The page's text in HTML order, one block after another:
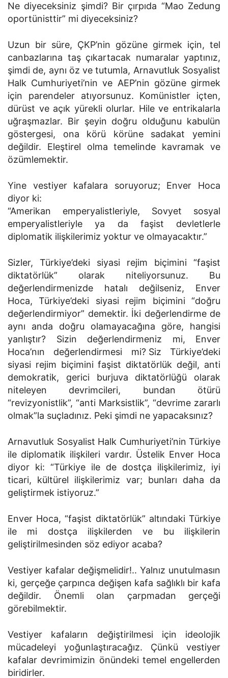
Ne diyeceksiniz şimdi? Bir çırpıda “Mao Zedung
oportünisttir” mi diyeceksiniz?
Uzun bir süre, ÇKP’nin gözüne girmek için, tel
canbazlarına taş çıkartacak numaralar yaptınız,
şimdi de, aynı öz ve tutumla, Arnavutluk Sosya­list
Halk Cumhuriyeti’nin ve AEP’nin gözüne girmek
için parendeler atıyorsunuz. Komünistler içten,
dürüst ve açık yürekli olurlar. Hile ve entrika­larla
uğraşmazlar. Bir şeyin doğru olduğunu kabulün
göstergesi, ona körü körüne sadakat yemini
değildir. Eleştirel olma temelinde kavramak ve
özümlemektir.
Yine vestiyer kafalara soruyoruz; Enver Hoca
diyor ki:
“Amerikan emperyalistleriyle, Sovyet sosyal
emperyalistleriyle ya da faşist devletlerle
diplomatik ilişkilerimiz yoktur ve olmayacaktır.”
Sizler, Türkiye’deki siyasi rejim biçimini “faşist
diktatörlük” olarak niteliyorsunuz. Bu
değerlendirmenizde hatalı değilseniz, Enver
Hoca, Türki­ye’deki siyasi rejim biçimini “doğru
değerlendirmiyor” demektir. İki değerlendirme de
aynı anda doğru olamayacağına göre, hangisi
yanlıştır? Sizin değerlendirmeniz mi, Enver
Hoca’nın değerlendirmesi mi? Siz Türkiye’deki
siyasi rejim biçimini faşist diktatörlük değil, anti
demokratik, gerici burjuva diktatörlüğü olarak
niteleyen devrimcileri, bundan ötürü
“revizyonistlik”, “anti Marksistlik”, “devrime zararlı
olmak”la suçladınız. Peki şimdi ne yapacaksınız?
Arnavutluk Sosyalist Halk Cumhuriyeti’nin Türkiye
ile diplomatik ilişkileri vardır. Üstelik Enver Hoca
diyor ki: “Türkiye ile de dostça iliş­kilerimiz, iyi
ticari, kültürel ilişkilerimiz var; bunları daha da
geliştirmek istiyoruz.”
Enver Hoca, “faşist diktatörlük” altındaki Türkiye
ile mi dostça ilişkilerden ve bu ilişkilerin
geliştirilmesinden söz ediyor acaba?
Vestiyer kafalar değişmelidir!.. Yalnız unutulmasın
ki, gerçeğe çarpınca değişen kafa sağlıklı bir kafa
değildir. Önemli olan çarpmadan gerçeği
görebilmektir.
Vestiyer kafaların değiştirilmesi için ideolojik
mücadeleyi yoğunlaştıracağız. Çünkü vestiyer
kafalar devrimimizin önündeki temel engellerden
biridirler.